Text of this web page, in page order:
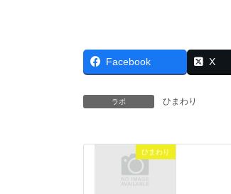
Facebook X
ラボ ひまわり
ひまわり